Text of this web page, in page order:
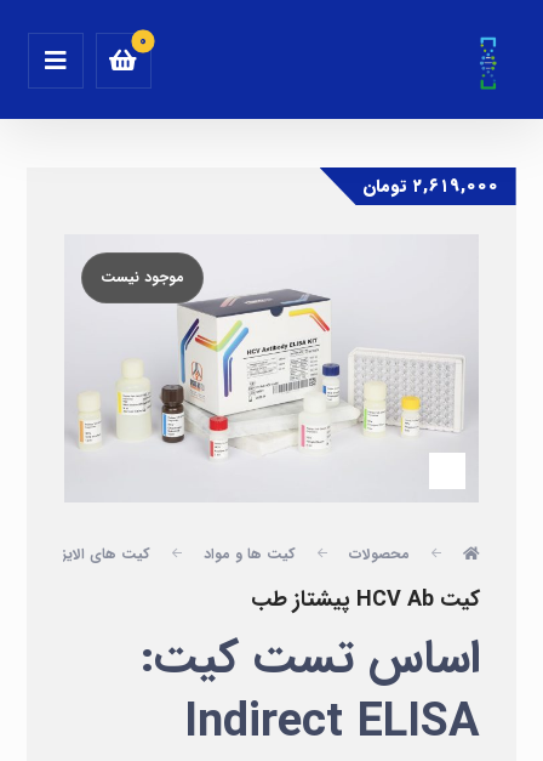
موجود نیست
محصولات کیت ها و مواد کیت های الایزا
کیت HCV Ab پیشتاز طب
۲,۶۱۹,۰۰۰ تومان
اساس تست کیت:
Indirect ELISA